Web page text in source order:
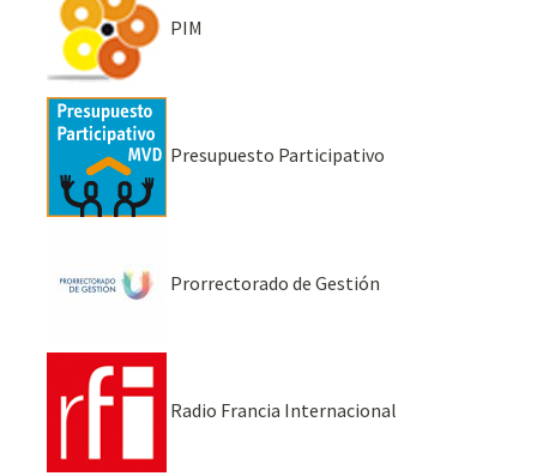
PIM
Presupuesto Participativo
Prorrectorado de Gestión
Radio Francia Internacional